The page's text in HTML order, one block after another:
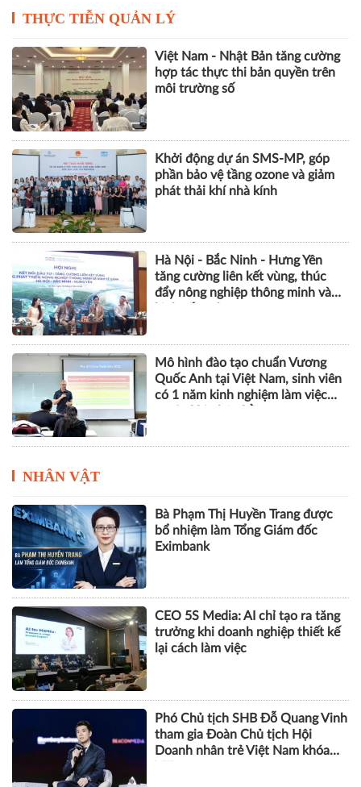
THỰC TIỄN QUẢN LÝ
Việt Nam - Nhật Bản tăng cường
hợp tác thực thi bản quyền trên
môi trường số
Khởi động dự án SMS-MP, góp
phần bảo vệ tầng ozone và giảm
phát thải khí nhà kính
Hà Nội - Bắc Ninh - Hưng Yên
tăng cường liên kết vùng, thúc
đẩy nông nghiệp thông minh và
Mô hình đào tạo chuẩn Vương
Quốc Anh tại Việt Nam, sinh viên
có 1 năm kinh nghiệm làm việc
NHÂN VẬT
Bà Phạm Thị Huyền Trang được
bổ nhiệm làm Tổng Giám đốc
Eximbank
CEO 5S Media: AI chỉ tạo ra tăng
trưởng khi doanh nghiệp thiết kế
lại cách làm việc
Phó Chủ tịch SHB Đỗ Quang Vinh
tham gia Đoàn Chủ tịch Hội
Doanh nhân trẻ Việt Nam khóa